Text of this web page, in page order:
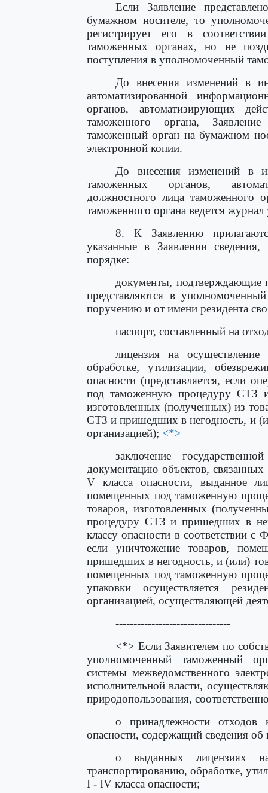
Если Заявление
бумажном носителе, то
регистрирует его в
таможенных органах, но не
поступления в уполномоченный
До внесения изменений в
автоматизированной
органов, автоматизирующих
таможенного органа,
таможенный орган на бумажном
электронной копии.
До внесения изменений в
таможенных органов,
должностного лица таможенного
таможенного органа ведется
8. К Заявлению
указанные в Заявлении
порядке:
документы, подтверждающие
представляются в
поручению и от имени резидента
паспорт, составленный на
лицензия на осуществление
обработке, утилизации,
опасности (представляется, если
под таможенную процедуру СТЗ
изготовленных (полученных) из
СТЗ и пришедших в негодность, и
организацией); <*>
заключение
документацию объектов,
V класса опасности, выданное
помещенных под таможенную
товаров, изготовленных
процедуру СТЗ и пришедших в
классу опасности в соответствии с
если уничтожение товаров,
пришедших в негодность, и (или)
помещенных под таможенную
упаковки осуществляется
организацией, осуществляющей
--------------------------------
<*> Если Заявителем по
уполномоченный таможенный
системы межведомственного
исполнительной власти,
природопользования,
о принадлежности отходов
опасности, содержащий сведения об
о выданных лицензиях
транспортированию, обработке,
I - IV класса опасности;